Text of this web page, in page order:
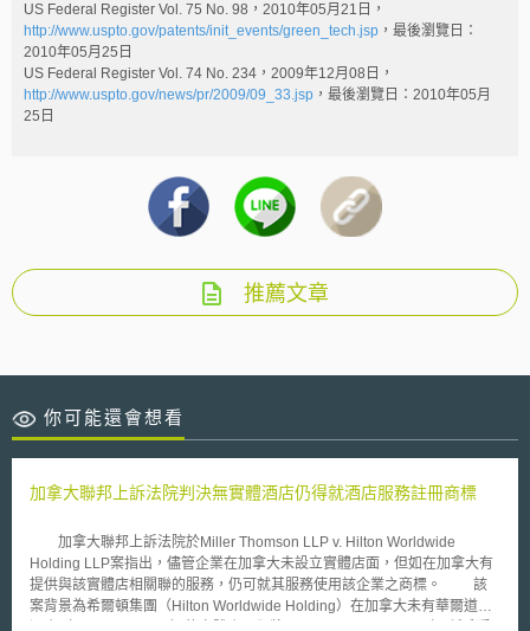
US Federal Register Vol. 75 No. 98，2010年05月21日，
http://www.uspto.gov/patents/init_events/green_tech.jsp ，最後瀏覽日：
2010年05月25日
US Federal Register Vol. 74 No. 234，2009年12月08日，
http://www.uspto.gov/news/pr/2009/09_33.jsp ，最後瀏覽日：2010年05月
25日
推薦文章
你可能還會想看
加拿大聯邦上訴法院判決無實體酒店仍得就酒店服務註冊商標
加拿大聯邦上訴法院於Miller Thomson LLP v. Hilton Worldwide
Holding LLP案指出，儘管企業在加拿大未設立實體店面，但如在加拿大有
提供與該實體店相關聯的服務，仍可就其服務使用該企業之商標。 該
案背景為希爾頓集團（Hilton Worldwide Holding）在加拿大未有華爾道夫